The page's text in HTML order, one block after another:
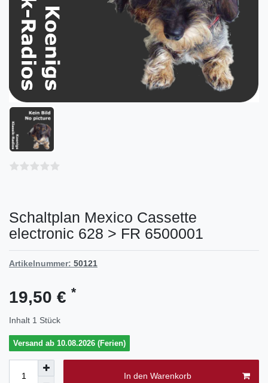
Schaltplan Mexico Cassette
electronic 628 > FR 6500001
Artikelnummer: 50121
19,50 € *
Inhalt 1 Stück
Versand ab 10.08.2026 (Ferien)
In den Warenkorb